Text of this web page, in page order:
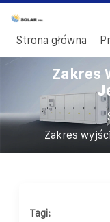
Strona główna
Zakres
Zakres
Tagi: